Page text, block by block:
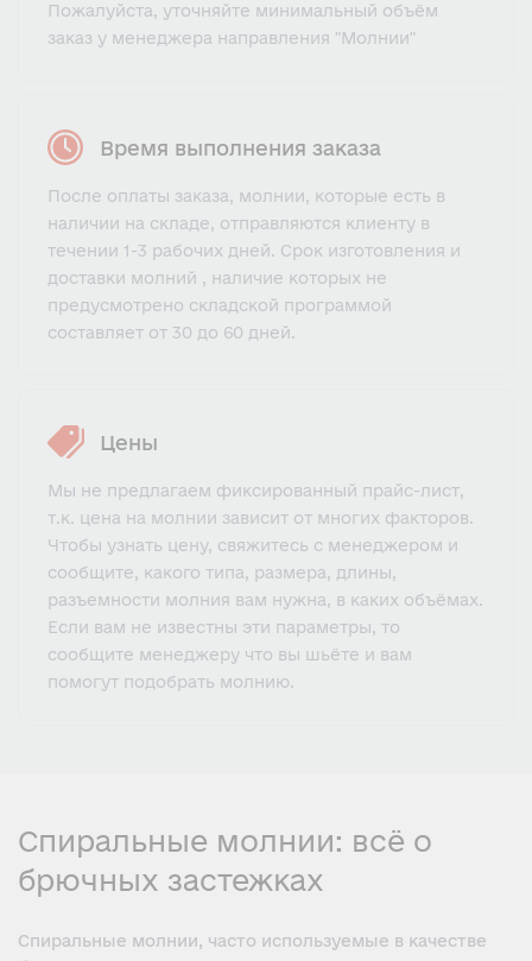
Пожалуйста, уточняйте минимальный объём
заказ у менеджера направления "Молнии"
Время выполнения заказа
После оплаты заказа, молнии, которые есть в
наличии на складе, отправляются клиенту в
течении 1-3 рабочих дней. Срок изготовления и
доставки молний , наличие которых не
предусмотрено складской программой
составляет от 30 до 60 дней.
Цены
Мы не предлагаем фиксированный прайс-лист,
т.к. цена на молнии зависит от многих факторов.
Чтобы узнать цену, свяжитесь с менеджером и
сообщите, какого типа, размера, длины,
разъемности молния вам нужна, в каких объёмах.
Если вам не известны эти параметры, то
сообщите менеджеру что вы шьёте и вам
помогут подобрать молнию.
Спиральные молнии: всё о
брючных застежках
Спиральные молнии, часто используемые в качестве